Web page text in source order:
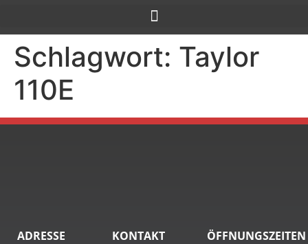
Schlagwort: Taylor
110E
ADRESSE KONTAKT ÖFFNUNGSZEITEN